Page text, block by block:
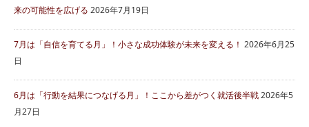
来の可能性を広げる 2026年7月19日
7月は「自信を育てる月」！小さな成功体験が未来を変える！ 2026年6月25
日
6月は「行動を結果につなげる月」！ここから差がつく就活後半戦2026年5
月27日